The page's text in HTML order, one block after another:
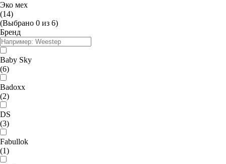
Эко мех
(14)
(Выбрано 0 из 6)
Бренд
Baby Sky
(6)
Badoxx
(2)
DS
(3)
Fabullok
(1)